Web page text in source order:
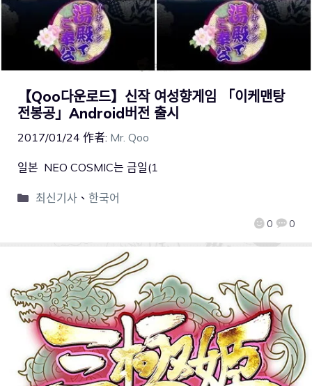
【Qoo다운로드】신작 여성향게임 「이케맨탕
전봉공」Android버전 출시
2017/01/24 作者: Mr. Qoo
0 0
일본 NEO COSMIC는 금일(1
최신기사、 한국어